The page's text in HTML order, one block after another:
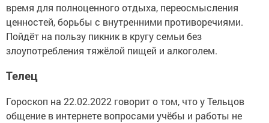
время для полноценного отдыха, переосмысления
ценностей, борьбы с внутренними противоречиями.
Пойдёт на пользу пикник в кругу семьи без
злоупотребления тяжёлой пищей и алкоголем.
Телец
Гороскоп на 22.02.2022 говорит о том, что у Тельцов
общение в интернете вопросами учёбы и работы не